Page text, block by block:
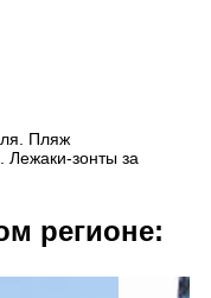
Пляж
Лежаки-зонты за
регионе: